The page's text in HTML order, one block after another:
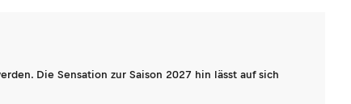
Die Sensation zur Saison 2027 hin lässt auf sich